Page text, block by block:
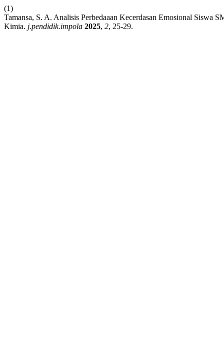
(1)
Tamansa, S. A. Analisis Perbedaaan Kecerdasan Emosional Siswa
Kimia. j.pendidik.impola 2025, 2, 25-29.